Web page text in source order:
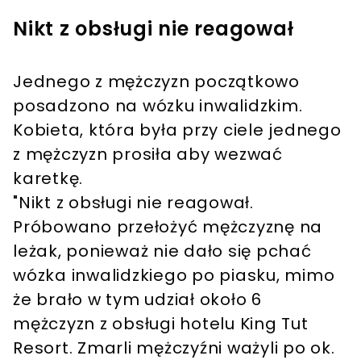
Nikt z obsługi nie reagował
Jednego z mężczyzn początkowo
posadzono na wózku inwalidzkim.
Kobieta, która była przy ciele jednego
z mężczyzn prosiła aby wezwać
karetkę.
"Nikt z obsługi nie reagował.
Próbowano przełożyć mężczyznę na
leżak, ponieważ nie dało się pchać
wózka inwalidzkiego po piasku, mimo
że brało w tym udział około 6
mężczyzn z obsługi hotelu King Tut
Resort. Zmarli mężczyźni ważyli po ok.